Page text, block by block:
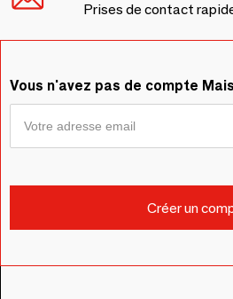
Prises de contact
Vous n'avez pas de compte